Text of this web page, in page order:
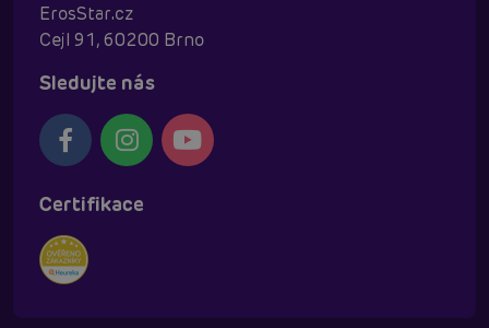
ErosStar.cz
Cejl 91, 60200 Brno
Sledujte nás
Certifikace